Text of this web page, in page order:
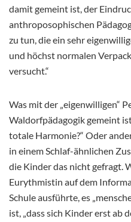
damit gemeint ist, der
anthroposophischen
zu tun, die ein sehr
und höchst normalen
versucht.“
Was mit der „eigenwilligen“
Waldorfpädagogik gemeint
totale Harmonie?“ Oder
in einem Schlaf-ähnlichen
die Kinder das nicht gefragt.
Eurythmistin auf dem
Schule ausführte, es
ist, „dass sich Kinder erst ab